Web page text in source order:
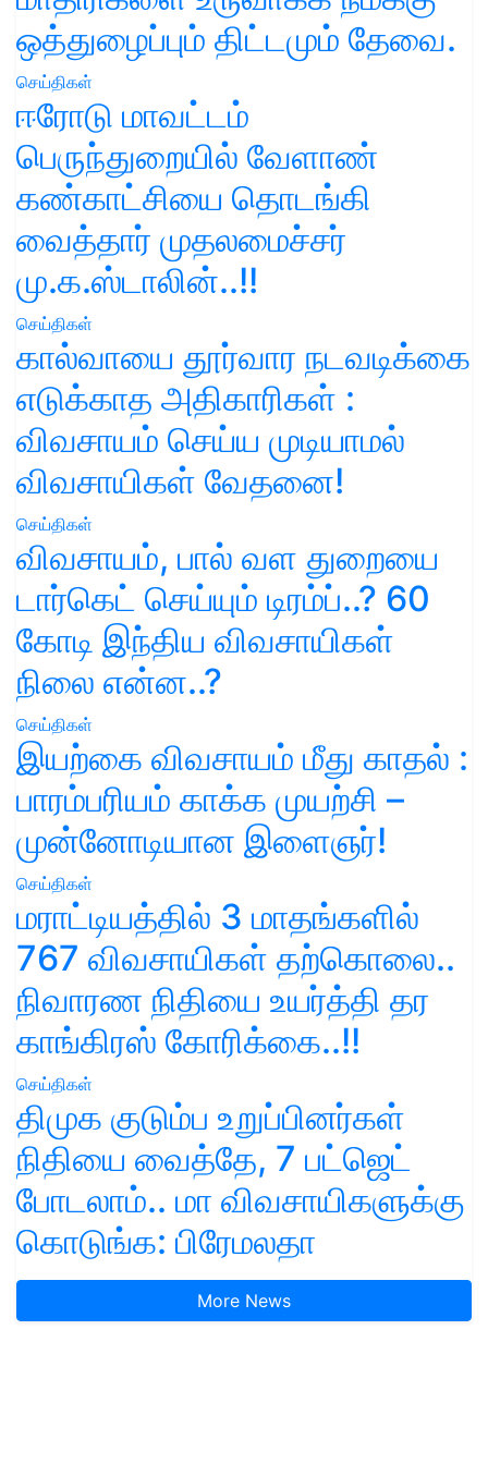
ஒத்துழைப்பும் திட்டமும் தேவை.
செய்திகள்
ஈரோடு மாவட்டம்
பெருந்துறையில் வேளாண்
கண்காட்சியை தொடங்கி
வைத்தார் முதலமைச்சர்
மு.க.ஸ்டாலின்..!!
செய்திகள்
கால்வாயை தூர்வார நடவடிக்கை
எடுக்காத அதிகாரிகள் :
விவசாயம் செய்ய முடியாமல்
விவசாயிகள் வேதனை!
செய்திகள்
விவசாயம், பால் வள துறையை
டார்கெட் செய்யும் டிரம்ப்..? 60
கோடி இந்திய விவசாயிகள்
நிலை என்ன..?
செய்திகள்
இயற்கை விவசாயம் மீது காதல் :
பாரம்பரியம் காக்க முயற்சி –
முன்னோடியான இளைஞர்!
செய்திகள்
மராட்டியத்தில் 3 மாதங்களில்
767 விவசாயிகள் தற்கொலை..
நிவாரண நிதியை உயர்த்தி தர
காங்கிரஸ் கோரிக்கை..!!
செய்திகள்
திமுக குடும்ப உறுப்பினர்கள்
நிதியை வைத்தே, 7 பட்ஜெட்
போடலாம்.. மா விவசாயிகளுக்கு
கொடுங்க: பிரேமலதா
More News